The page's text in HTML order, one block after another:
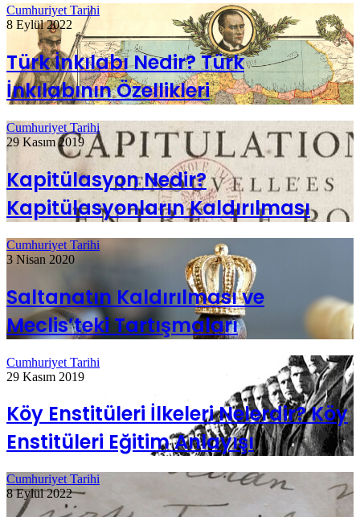
Cumhuriyet Tarihi
8 Eylül 2022
Türk İnkılabı Nedir? Türk
İnkılabının Özellikleri
Cumhuriyet Tarihi
29 Kasım 2019
Kapitülasyon Nedir?
Kapitülasyonların Kaldırılması
Cumhuriyet Tarihi
3 Nisan 2020
Saltanatın Kaldırılması ve
Meclis’teki Tartışmaları
Cumhuriyet Tarihi
29 Kasım 2019
Köy Enstitüleri İlkeleri Nelerdir? Köy
Enstitüleri Eğitim Anlayışı
Cumhuriyet Tarihi
8 Eylül 2022